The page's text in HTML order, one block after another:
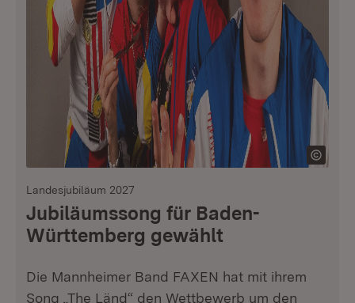
Landesjubiläum 2027
Jubiläumssong für Baden-
Württemberg gewählt
Die Mannheimer Band FAXEN hat mit ihrem
Song „The Länd“ den Wettbewerb um den